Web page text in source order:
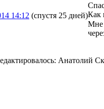
14:12 (спустя 25 дней)Как
Мне
Анатолий